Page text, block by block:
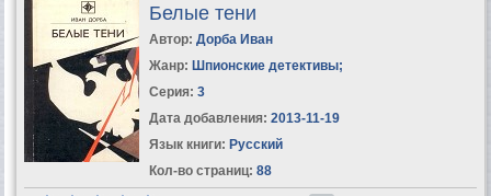
Белые тени
Автор: Дорба Иван
Жанр: Шпионские детективы;
Серия: 3
Дата добавления: 2013-11-19
Язык книги: Русский
Кол-во страниц: 88